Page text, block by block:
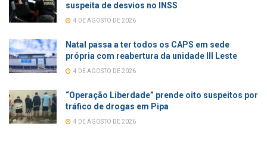
suspeita de desvios no INSS
4 DE AGOSTO DE 2026
Natal passa a ter todos os CAPS em sede
própria com reabertura da unidade III Leste
4 DE AGOSTO DE 2026
“Operação Liberdade” prende oito suspeitos por
tráfico de drogas em Pipa
4 DE AGOSTO DE 2026